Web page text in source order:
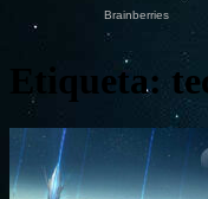
Etiqueta: